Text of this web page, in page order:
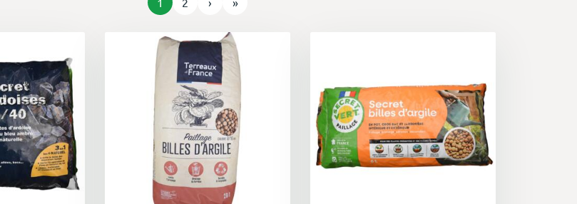
idéal pour la plupart des plantes d'intérieur et d'extérieur.
potager :enrichi en éléments nutritifs pour une croissance optimale des légumes et des
fleurs :favorise la floraison et la production de couleurs vives.
plantes grasses : conçu pour un drainage optimal et une rétention d'eau réduite.
orchidées :léger et aéré, répond aux besoins spécifiques de ces plantes épiphytes.
végétaux : des alternatives naturelles